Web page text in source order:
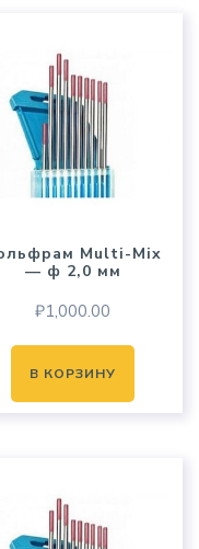
Multi-Mix
— ф 2,0 мм
₽1,000.00
В КОРЗИНУ